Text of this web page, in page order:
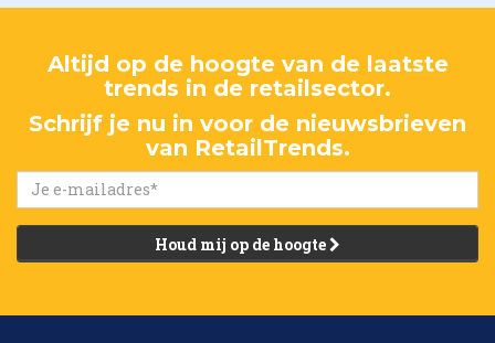
Altijd op de hoogte van de laatste
trends in de retailsector.
Schrijf je nu in voor de nieuwsbrieven
van RetailTrends.
Houd mij op de hoogte